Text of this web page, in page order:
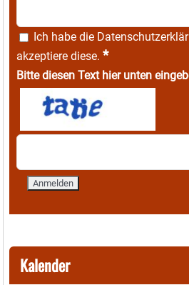
Ich habe die
akzeptiere diese. *
Bitte diesen Text hier unten
Kalender